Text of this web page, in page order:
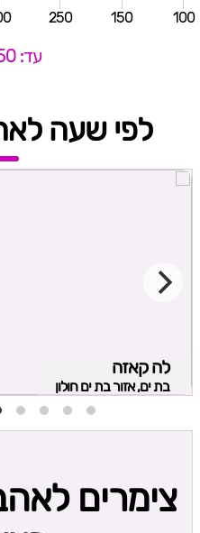
100
150
250
עד: 350 ש"ח
לפי שעה
לה קאזה
בת ים, אזור בת ים חולון
צימרים